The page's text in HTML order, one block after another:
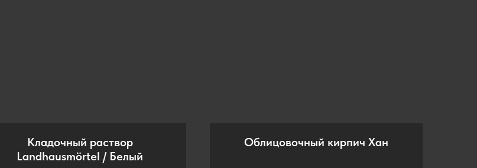
Кладочный раствор
Landhausmörtel / Белый
Облицовочный кирпич Хан